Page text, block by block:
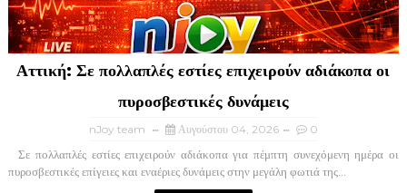
Αττική: Σε πολλαπλές εστίες επιχειρούν αδιάκοπα οι
πυροσβεστικές δυνάμεις
nJoy team Αυγούστου 04, 2026 0
Σε πολλαπλές εστίες επιχειρούν αδιάκοπα για πέμπτη συνεχόμενη ημέρα οι
πυροσβεστικές επίγειες και εναέριες δυνάμεις στην μεγάλη φωτιά της...